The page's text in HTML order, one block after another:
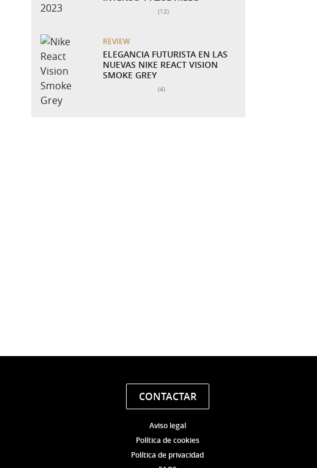
Número total de valoraciones:
(12)
REVIEW
ELEGANCIA FUTURISTA EN LAS
NUEVAS NIKE REACT VISION
SMOKE GREY
Número total de valoraciones:
(4)
CONTACTAR
Aviso legal
Política de cookies
Política de privacidad